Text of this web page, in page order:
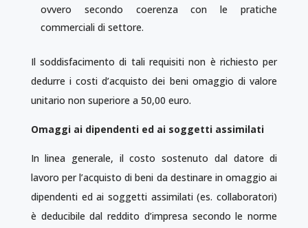
ovvero secondo coerenza con le pratiche
commerciali di settore.
Il soddisfacimento di tali requisiti non è richiesto per
dedurre i costi d’acquisto dei beni omaggio di valore
unitario non superiore a 50,00 euro.
Omaggi ai dipendenti ed ai soggetti assimilati
In linea generale, il costo sostenuto dal datore di
lavoro per l’acquisto di beni da destinare in omaggio ai
dipendenti ed ai soggetti assimilati (es. collaboratori)
è deducibile dal reddito d’impresa secondo le norme